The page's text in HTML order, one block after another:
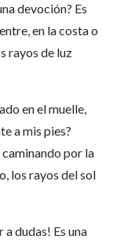
devoción? Es
en la costa o
rayos de luz
en el muelle,
a mis pies?
caminando por la
los rayos del sol
a dudas! Es una